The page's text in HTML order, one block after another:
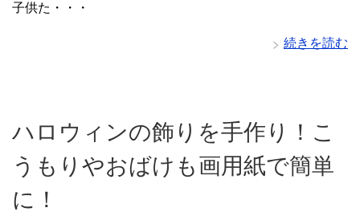
子供た・・・
続きを読む
ハロウィンの飾りを手作り！こ
うもりやおばけも画用紙で簡単
に！